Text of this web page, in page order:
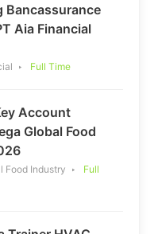
Bancassurance
Aia Financial
Full Time
Account
Global Food
Food Industry
Full